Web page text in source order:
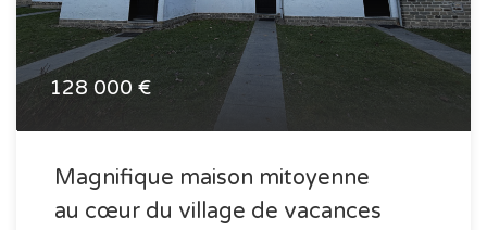
128 000 €
Magnifique maison mitoyenne
au cœur du village de vacances